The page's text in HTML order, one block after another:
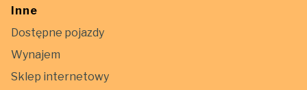
Inne
Dostępne pojazdy
Wynajem
Sklep internetowy